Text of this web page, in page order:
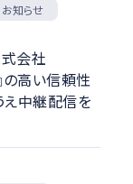
お知らせ
会社
高い信頼性
中継配信を